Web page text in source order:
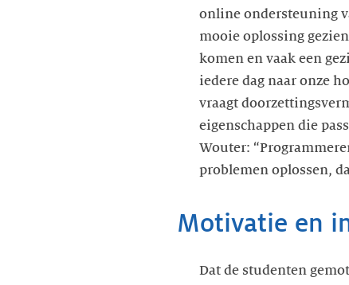
online ondersteuning
mooie oplossing
komen en vaak een
iedere dag naar onze
vraagt
eigenschappen die
Wouter:
problemen oplossen,
Motivatie en
Dat de studenten